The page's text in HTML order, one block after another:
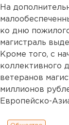
На
ко дню
магистраль
Кроме того, с
коллективного
ветеранов
миллионов
Европейско-